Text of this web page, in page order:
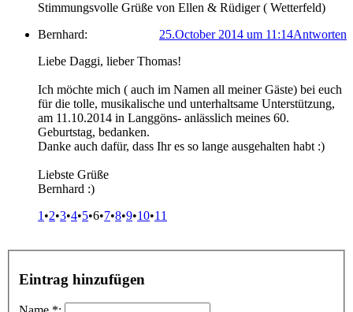
Stimmungsvolle Grüße von Ellen & Rüdiger ( Wetterfeld)
Bernhard:
Antworten
25.October 2014 um 11:14
Liebe Daggi, lieber Thomas!
Ich möchte mich ( auch im Namen all meiner Gäste) bei euch
für die tolle, musikalische und unterhaltsame Unterstützung,
am 11.10.2014 in Langgöns- anlässlich meines 60.
Geburtstag, bedanken.
Danke auch dafür, dass Ihr es so lange ausgehalten habt :)
Liebste Grüße
Bernhard :)
1•2•3•4•5•6•7•8•9•10•11
Eintrag hinzufügen